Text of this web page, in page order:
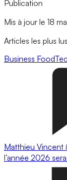
Publication
Mis à jour le 18
Articles les plus lus
Business
Matthieu Vincent
l’année 2026